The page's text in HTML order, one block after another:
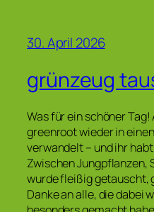
30. April 2026
grünzeug
Was für ein schöner
greenroot wieder in
verwandelt – und ihr
Zwischen Jungpflanzen,
wurde fleißig getauscht,
Danke an alle, die dabei